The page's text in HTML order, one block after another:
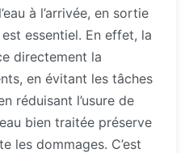
à l’arrivée, en sortie
essentiel. En effet, la
directement la
en évitant les tâches
réduisant l’usure de
bien traitée préserve
les dommages. C’est